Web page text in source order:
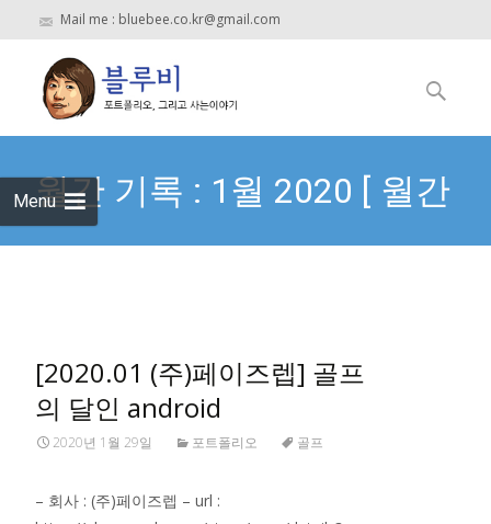
Mail me : bluebee.co.kr@gmail.com
Menu
to
content
검
월간 기록 : 1월 2020 [ 월간
[2020.01 (주)페이즈렙] 골프
의 달인 android
2020년 1월 29일 포트폴리오 골프
– 회사 : (주)페이즈렙 – url :